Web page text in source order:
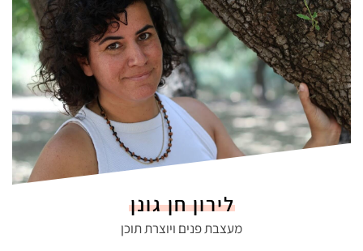
לירון חן גונן
מעצבת פנים ויוצרת תוכן